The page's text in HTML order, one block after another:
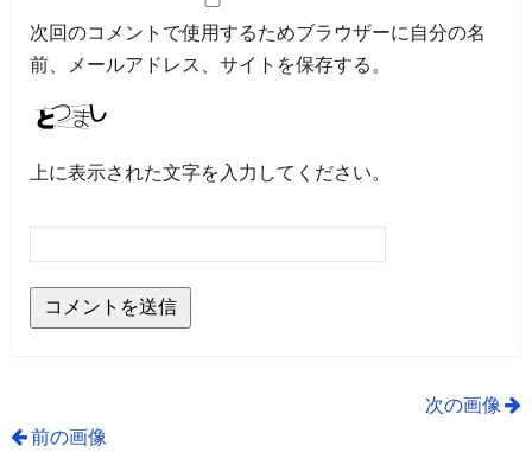
次回のコメントで使用するためブラウザーに自分の名
前、メールアドレス、サイトを保存する。
上に表示された文字を入力してください。
次の画像
前の画像